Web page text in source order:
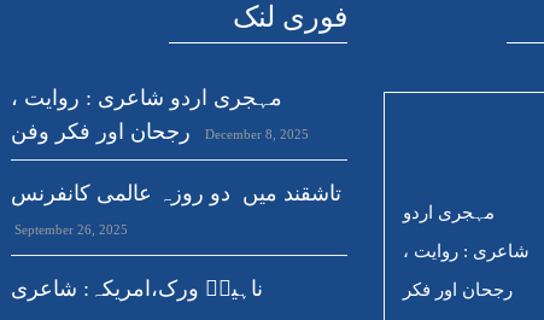
فوری لنک
مہجری اردو شاعری : روایت ،
رجحان اور فکر وفن
December 8, 2025
تاشقند میں دو روزہ عالمی کانفرنس
September 26, 2025
ناہیدؔ ورک،امریکہ: شاعری
مہجری اردو
شاعری : روایت ،
رجحان اور فکر